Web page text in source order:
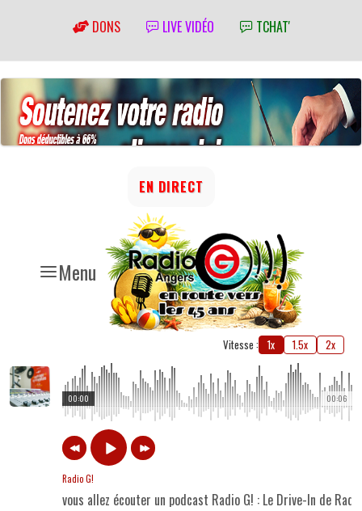
DONS LIVE VIDÉO TCHAT'
Menu
EN DIRECT
Vitesse : 1x 1.5x 2x
00:06
00:00
Radio G!
vous allez écouter un podcast Radio G! : Le Drive-In de